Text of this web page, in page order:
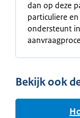
dan op deze
particuliere
ondersteunt
Bekijk ook